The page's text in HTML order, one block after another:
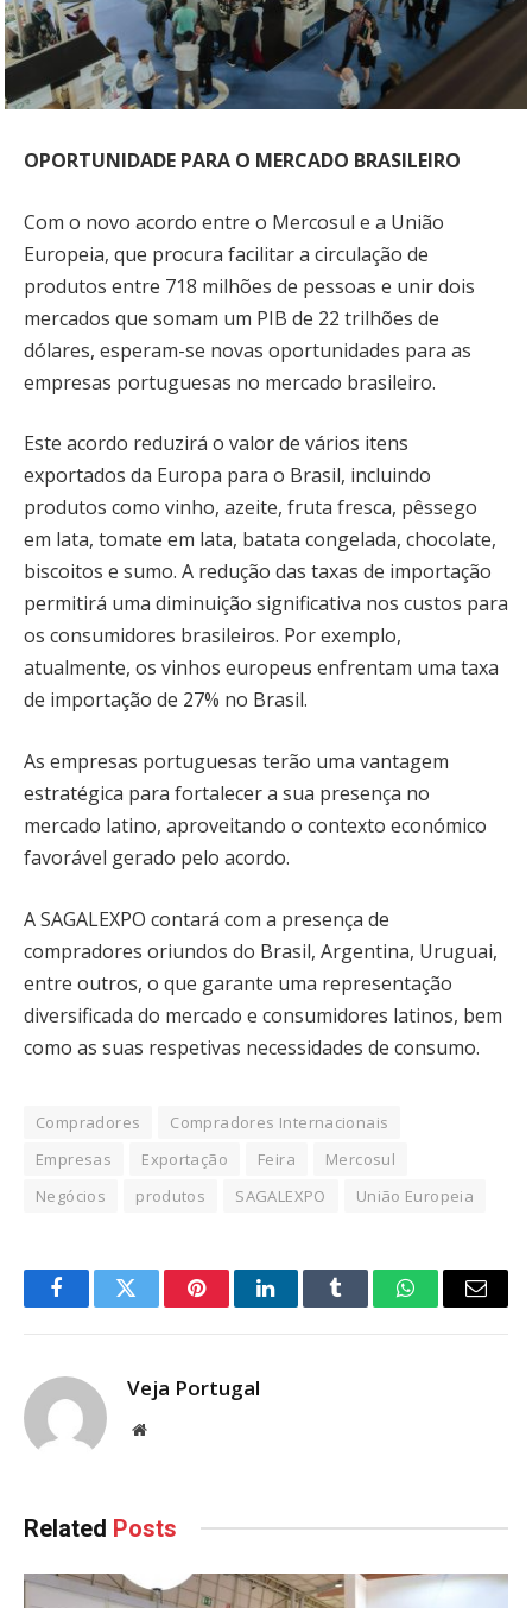
OPORTUNIDADE PARA O MERCADO BRASILEIRO
Com o novo acordo entre o Mercosul e a União
Europeia, que procura facilitar a circulação de
produtos entre 718 milhões de pessoas e unir dois
mercados que somam um PIB de 22 trilhões de
dólares, esperam-se novas oportunidades para as
empresas portuguesas no mercado brasileiro.
Este acordo reduzirá o valor de vários itens
exportados da Europa para o Brasil, incluindo
produtos como vinho, azeite, fruta fresca, pêssego
em lata, tomate em lata, batata congelada, chocolate,
biscoitos e sumo. A redução das taxas de importação
permitirá uma diminuição significativa nos custos para
os consumidores brasileiros. Por exemplo,
atualmente, os vinhos europeus enfrentam uma taxa
de importação de 27% no Brasil.
As empresas portuguesas terão uma vantagem
estratégica para fortalecer a sua presença no
mercado latino, aproveitando o contexto económico
favorável gerado pelo acordo.
A SAGALEXPO contará com a presença de
compradores oriundos do Brasil, Argentina, Uruguai,
entre outros, o que garante uma representação
diversificada do mercado e consumidores latinos, bem
como as suas respetivas necessidades de consumo.
Compradores
Compradores Internacionais
Empresas
Exportação Feira
Mercosul
Negócios
produtos SAGALEXPO União Europeia
FacebookTwitter PinterestLinkedInTumblr WhatsAppEmail
Veja Portugal
Website
Related Posts